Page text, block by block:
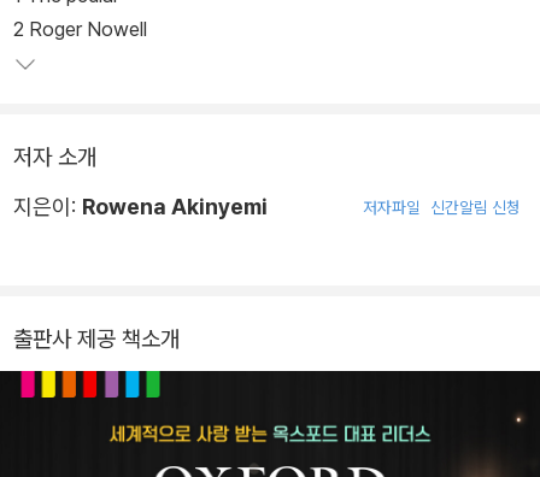
2 Roger Nowell
저자 소개
지은이: Rowena Akinyemi 저자파일 신간알림 신청
출판사 제공 책소개